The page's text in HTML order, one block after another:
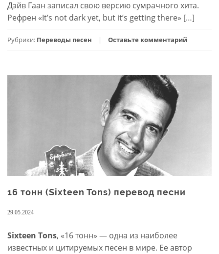
Дэйв Гаан записал свою версию сумрачного хита.
Рефрен «It’s not dark yet, but it’s getting there» […]
Рубрики: Переводы песен Оставьте комментарий
16 тонн (Sixteen Tons) перевод песни
29.05.2024
Sixteen Tons, «16 тонн» — одна из наиболее
известных и цитируемых песен в мире. Ее автор